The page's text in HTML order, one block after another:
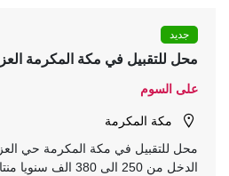
جديد
محل للتقبيل في مكة المكرمة
على السوم
مكة المكرمة
محل للتقبيل في مكة المكرمة حي
الدخل من 250 الى 380 الف سنويا منتاز مشاءالله الايجار 120...